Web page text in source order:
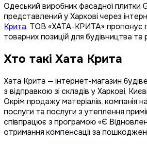
Одеський виробник фасадної плитки
представлений у Харкові через
Крита. ТОВ «ХАТА-КРИТА» пропонує
товарних позицій для будівництва та
Хто такі Хата Крита
Хата Крита — інтернет-магазин
з відправкою зі складів у Харкові,
Окрім продажу матеріалів, компанія
послуги та послуги з утеплення
співпрацює з програмою «Є
отримання компенсації за